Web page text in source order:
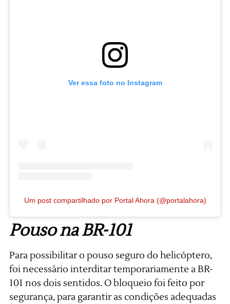
Ver essa foto no Instagram
Um post compartilhado por Portal Ahora (@portalahora)
Pouso na BR-101
Para possibilitar o pouso seguro do helicóptero,
foi necessário interditar temporariamente a BR-
101 nos dois sentidos. O bloqueio foi feito por
segurança, para garantir as condições adequadas